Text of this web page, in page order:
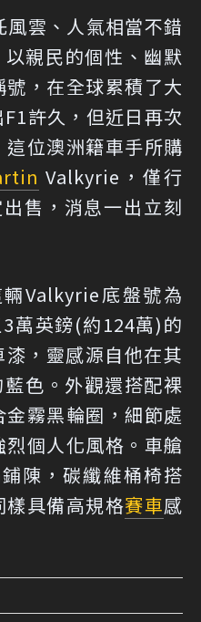
風雲、人氣相當不錯
親民的個性、幽默
號，在全球累積了大
許久，但近日再次
位澳洲籍車手所購
Valkyrie，僅行
售，消息一出立刻
Valkyrie底盤號為
萬英鎊(約124萬)的
，靈感源自他在其
色。外觀還搭配裸
霧黑輪圈，細節處
個人化風格。車艙
陳，碳纖維桶椅搭
具備高規格賽車感